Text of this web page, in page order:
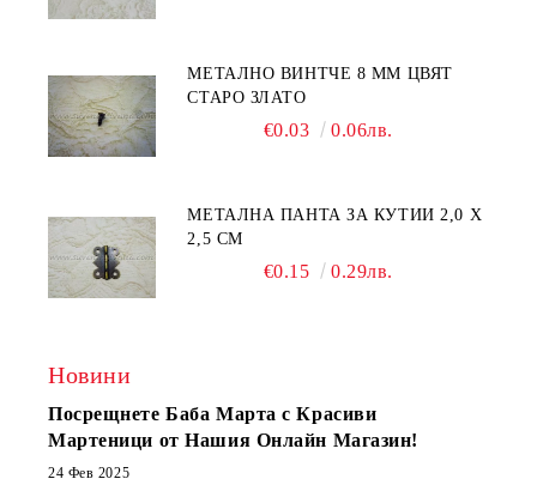
МЕТАЛНО ВИНТЧЕ 8 ММ ЦВЯТ
СТАРО ЗЛАТО
€0.03 0.06лв.
МЕТАЛНА ПАНТА ЗА КУТИИ 2,0 Х
2,5 СМ
€0.15 0.29лв.
Новини
Посрещнете Баба Марта с Красиви
Мартеници от Нашия Онлайн Магазин!
24 Фев 2025